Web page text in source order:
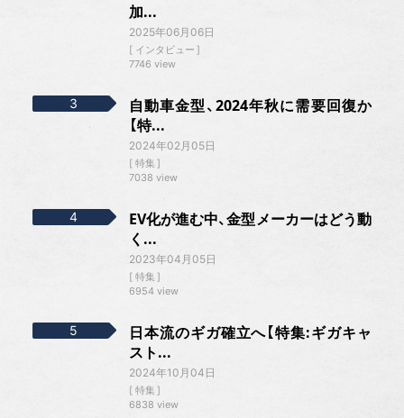
加...
2025年06月06日
インタビュー
7746 view
自動車金型、2024年秋に需要回復か
【特...
2024年02月05日
特集
7038 view
EV化が進む中、金型メーカーはどう動
く...
2023年04月05日
特集
6954 view
日本流のギガ確立へ【特集:ギガキャ
スト...
2024年10月04日
特集
6838 view